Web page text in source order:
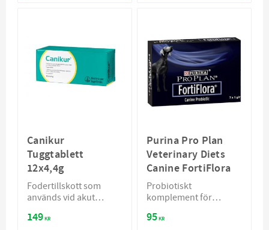
Canikur
Tuggtablett
12x4,4g
Fodertillskott som
används vid akut
hos hundar
149KR
Purina Pro Plan
Veterinary Diets
Canine FortiFlora
Probiotiskt
komplement för
balans i mag- och
95KR